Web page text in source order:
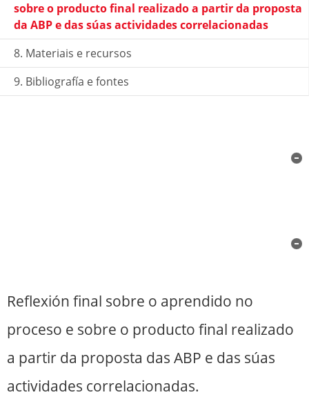
sobre o producto final realizado a partir da proposta
da ABP e das súas actividades correlacionadas
8. Materiais e recursos
9. Bibliografía e fontes
7. Reflexión final sobre o aprendido
Reflexión final sobre o aprendido no
proceso e sobre o producto final realizado
a partir da proposta das ABP e das súas
actividades correlacionadas.